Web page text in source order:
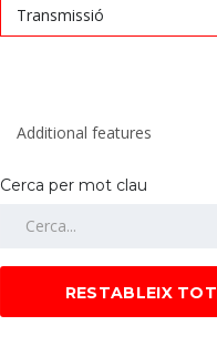
Transmissió
Cerca per mot clau
RESTABLEIX TOT